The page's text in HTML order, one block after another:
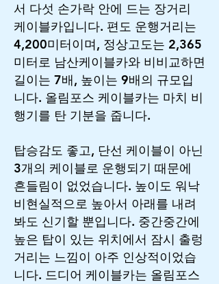
서 다섯 손가락 안에 드는 장거리
케이블카입니다. 편도 운행거리는
4,200미터이며, 정상고도는 2,365
미터로 남산케이블카와 비비교하면
길이는 7배, 높이는 9배의 규모입
니다. 올림포스 케이블카는 마치 비
행기를 탄 기분을 줍니다.
탑승감도 좋고, 단선 케이블이 아닌
3개의 케이블로 운행되기 때문에
흔들림이 없었습니다. 높이도 워낙
비현실적으로 높아서 아래를 내려
봐도 신기할 뿐입니다. 중간중간에
높은 탑이 있는 위치에서 잠시 출렁
거리는 느낌이 아주 인상적이었습
니다. 드디어 케이블카는 올림포스